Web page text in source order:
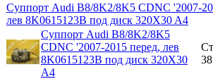
Суппорт Audi B8/8K2/8K5 CDNC '2007-
лев 8K0615123B под диск 320X30 A4
Суппорт Audi B8/8K2/8K5
CDNC '2007-2015 перед, лев
8K0615123B под диск 320X30
A4